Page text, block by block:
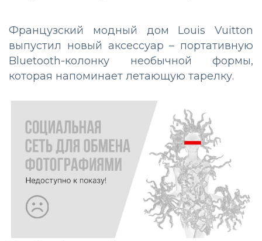
Французский модный дом Louis Vuitton
выпустил новый аксессуар – портативную
Bluetooth-колонку необычной формы,
которая напоминает летающую тарелку.